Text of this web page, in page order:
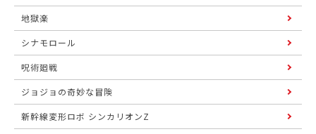
地獄楽
シナモロール
呪術廻戦
ジョジョの奇妙な冒険
新幹線変形ロボ シンカリオンZ